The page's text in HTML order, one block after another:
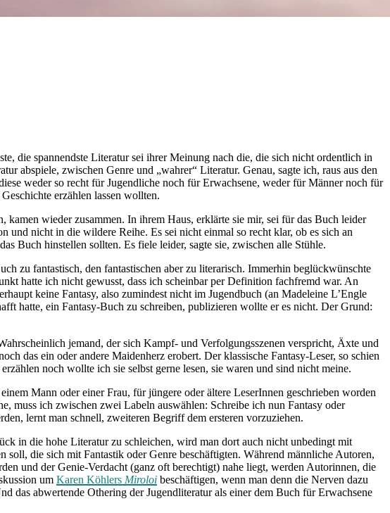
die spannendste Literatur sei ihrer Meinung nach die, die sich nicht ordentlich in
abspiele, zwischen Genre und „wahrer“ Literatur. Genau, sagte ich, raus aus den
weder so recht für Jugendliche noch für Erwachsene, weder für Männer noch für
erzählen lassen wollten.
kamen wieder zusammen. In ihrem Haus, erklärte sie mir, sei für das Buch leider
und nicht in die wildere Reihe. Es sei nicht einmal so recht klar, ob es sich an
Buch hinstellen sollten. Es fiele leider, sagte sie, zwischen alle Stühle.
zu fantastisch, den fantastischen aber zu literarisch. Immerhin beglückwünschte
hatte ich nicht gewusst, dass ich scheinbar per Definition fachfremd war. An
keine Fantasy, also zumindest nicht im Jugendbuch (an Madeleine L’Engle
hatte, ein Fantasy-Buch zu schreiben, publizieren wollte er es nicht. Der Grund:
jemand, der sich Kampf- und Verfolgungsszenen verspricht, Äxte und
das ein oder andere Maidenherz erobert. Der klassische Fantasy-Leser, so schien
noch wollte ich sie selbst gerne lesen, sie waren und sind nicht meine.
Mann oder einer Frau, für jüngere oder ältere LeserInnen geschrieben worden
muss ich zwischen zwei Labeln auswählen: Schreibe ich nun Fantasy oder
lernt man schnell, zweiteren Begriff dem ersteren vorzuziehen.
in die hohe Literatur zu schleichen, wird man dort auch nicht unbedingt mit
die sich mit Fantastik oder Genre beschäftigten. Während männliche Autoren,
und der Genie-Verdacht (ganz oft berechtigt) nahe liegt, werden Autorinnen, die
um Karen Köhlers Miroloi beschäftigen, wenn man denn die Nerven dazu
das abwertende Othering der Jugendliteratur als einer dem Buch für Erwachsene